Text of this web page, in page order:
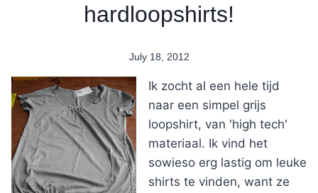
hardloopshirts!
By
July 18, 2012
Ik zocht al een hele tijd
naar een simpel grijs
loopshirt, van 'high tech'
materiaal. Ik vind het
sowieso erg lastig om leuke
shirts te vinden, want ze